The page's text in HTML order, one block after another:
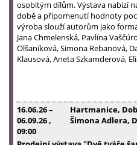
osobitým dílům. Výstava nabízí
době a připomenutí hodnoty
výroba slouží autorům jako
Jana Chmelenská, Pavlína
Olšaníková, Simona Rebanová,
Klausová, Aneta Szkamderová,
16.06.26–
06.09.26,
09:00
Hartmanice,
Šimona Adlera,